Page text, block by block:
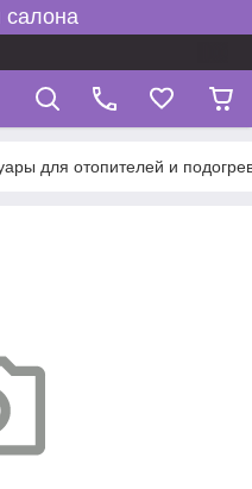
салона
для отопителей и